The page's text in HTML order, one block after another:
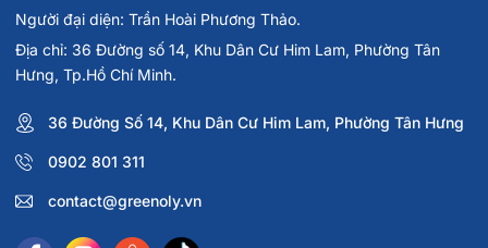
Người đại diện: Trần Hoài Phương Thảo.
Địa chỉ: 36 Đường số 14, Khu Dân Cư Him Lam, Phường Tân
Hưng, Tp.Hồ Chí Minh.
36 Đường Số 14, Khu Dân Cư Him Lam, Phường Tân Hưng
0902 801 311
contact@greenoly.vn